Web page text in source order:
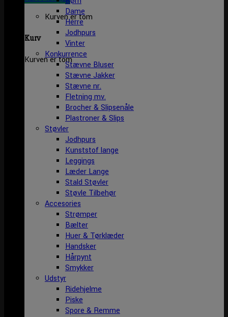
Kurven er tom
Kurv
Kurven er tom
Dame
Herre
Jodhpurs
Vinter
Konkurrence
Stævne Bluser
Stævne Jakker
Stævne nr.
Fletning mv.
Brocher & Slipsenåle
Plastroner & Slips
Støvler
Jodhpurs
Kunststof lange
Leggings
Læder Lange
Stald Støvler
Støvle Tilbehør
Accesories
Strømper
Bælter
Huer & Tørklæder
Handsker
Hårpynt
Smykker
Udstyr
Ridehjelme
Piske
Spore & Remme